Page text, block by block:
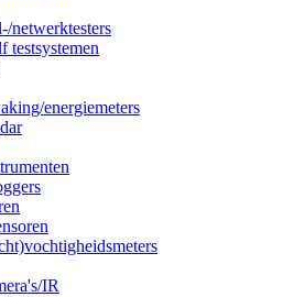
netwerktesters
testsystemen
energiemeters
IR